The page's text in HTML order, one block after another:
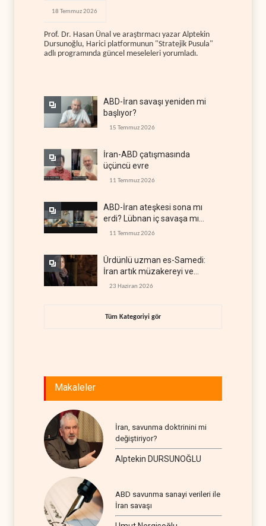
18 Temmuz 2026
Prof. Dr. Hasan Ünal ve araştırmacı yazar Alptekin
Dursunoğlu, Harici platformunun "Stratejik Pusula"
adlı programında güncel meseleleri yorumladı.
ABD-İran savaşı yeniden mi
başlıyor?
15 Temmuz 2026
İran-ABD çatışmasında
üçüncü evre
11 Temmuz 2026
ABD-İran ateşkesi sona mı
erdi? Lübnan iç savaşa mı
gidiyor?
11 Temmuz 2026
Ürdünlü uzman es-Samedi:
İran artık müzakereyi ve
çatışmayı aynı anda yürütüyor
23 Haziran 2026
Tüm Kategoriyi gör
Makaleler
İran, savunma doktrinini mi
değiştiriyor?
Alptekin DURSUNOĞLU
ABD savunma sanayi verileri ile
İran savaşı